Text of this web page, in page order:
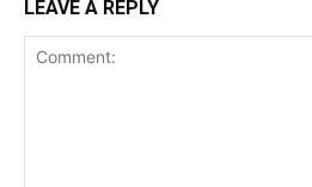
LEAVE A REPLY